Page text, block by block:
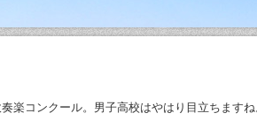
楽コンクール。男子高校はやはり目立ちます